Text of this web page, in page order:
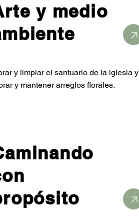
y medio
y limpiar el santuario de la iglesia y
y mantener arreglos florales.